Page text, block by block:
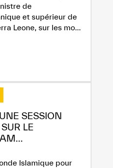
de
et supérieur de
Leone, sur les mo...
SESSION
LE
Islamique pour